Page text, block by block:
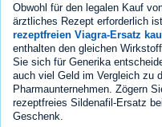
Obwohl für den legalen Kauf
ärztliches Rezept erforderlich
rezeptfreien Viagra-Ersatz
enthalten den gleichen
Sie sich für Generika
auch viel Geld im Vergleich zu
Pharmaunternehmen. Zögern
rezeptfreies Sildenafil-Ersatz
Geschenk.